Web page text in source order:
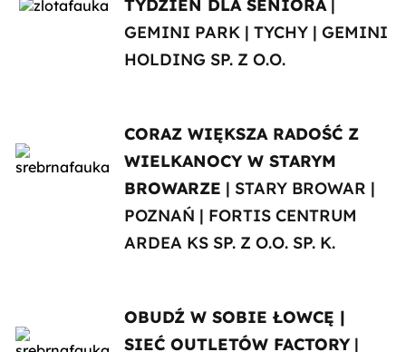
TYDZIEŃ DLA SENIORA|
GEMINI PARK | TYCHY | GEMINI
HOLDING SP. Z O.O.
CORAZ WIĘKSZA RADOŚĆ Z
WIELKANOCY W STARYM
BROWARZE | STARY BROWAR |
POZNAŃ | FORTIS CENTRUM
ARDEA KS SP. Z O.O. SP. K.
OBUDŹ W SOBIE ŁOWCĘ |
SIEĆ OUTLETÓW FACTORY|